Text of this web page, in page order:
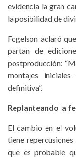
evidencia la gran
la posibilidad de
Fogelson aclaró
partan de
postproducción:
montajes
definitiva”.
Replanteando la
El cambio en el
tiene
que es probable